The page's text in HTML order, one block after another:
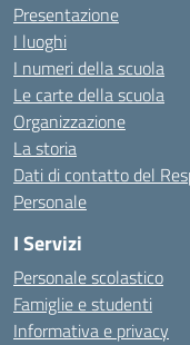
Presentazione
I luoghi
I numeri della scuola
Le carte della scuola
Organizzazione
La storia
Dati di contatto del
Personale
I Servizi
Personale scolastico
Famiglie e studenti
Informativa e privacy